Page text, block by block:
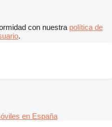
con nuestra política de
.
en España